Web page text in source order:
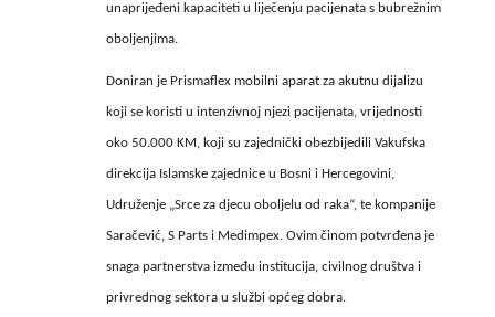
unaprijeđeni kapaciteti u liječenju pacijenata s bubrežnim
oboljenjima.
Doniran je Prismaflex mobilni aparat za akutnu dijalizu
koji se koristi u intenzivnoj njezi pacijenata, vrijednosti
oko 50.000 KM, koji su zajednički obezbijedili Vakufska
direkcija Islamske zajednice u Bosni i Hercegovini,
Udruženje „Srce za djecu oboljelu od raka“, te kompanije
Saračević, S Parts i Medimpex. Ovim činom potvrđena je
snaga partnerstva između institucija, civilnog društva i
privrednog sektora u službi općeg dobra.